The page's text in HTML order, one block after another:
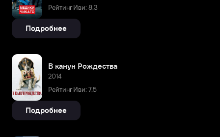
Рейтинг Иви: 8,3
Подробнее
В канун Рождества
2014
Рейтинг Иви: 7,5
Подробнее